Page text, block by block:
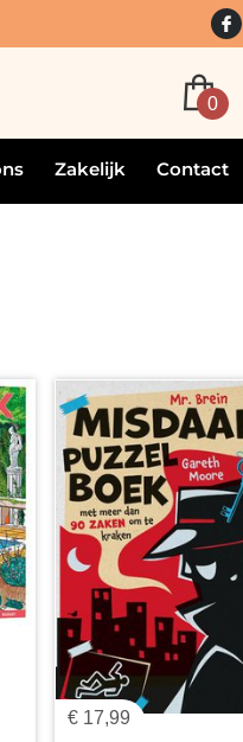
0
Zakelijk Contact
€ 17,99